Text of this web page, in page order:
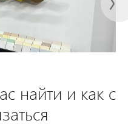
найти и как с